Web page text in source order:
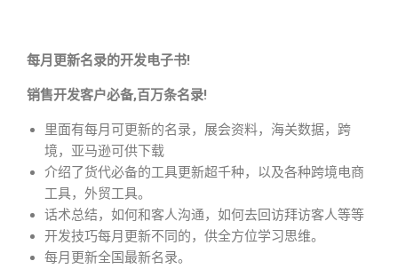
每月更新名录的开发电子书!
销售开发客户必备,百万条名录!
里面有每月可更新的名录，展会资料，海关数据，跨
境，亚马逊可供下载
介绍了货代必备的工具更新超千种，以及各种跨境电商
工具，外贸工具。
话术总结，如何和客人沟通，如何去回访拜访客人等等
开发技巧每月更新不同的，供全方位学习思维。
每月更新全国最新名录。